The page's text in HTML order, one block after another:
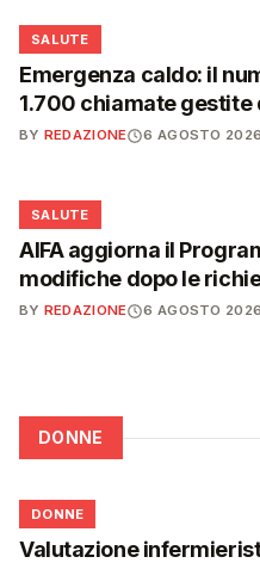
❤️
SALUTE
Emergenza caldo: il
1.700 chiamate gestite
BY REDAZIONE 6 AGOSTO 2026
❤️
SALUTE
AIFA aggiorna il
modifiche dopo le
BY REDAZIONE 6 AGOSTO 2026
DONNE
🌸
DONNE
Valutazione